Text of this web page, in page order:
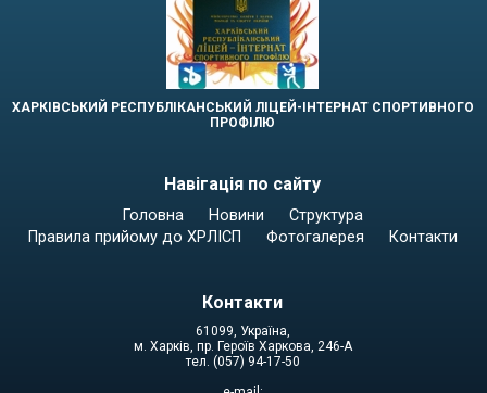
ХАРКІВСЬКИЙ РЕСПУБЛІКАНСЬКИЙ ЛІЦЕЙ-ІНТЕРНАТ СПОРТИВНОГО
ПРОФІЛЮ
Навігація по сайту
Головна Новини
Структура
Правила прийому до ХРЛІСП
Фотогалерея Контакти
Контакти
61099, Україна,
м. Харків, пр. Героїв Харкова, 246-А
тел. (057) 94-17-50